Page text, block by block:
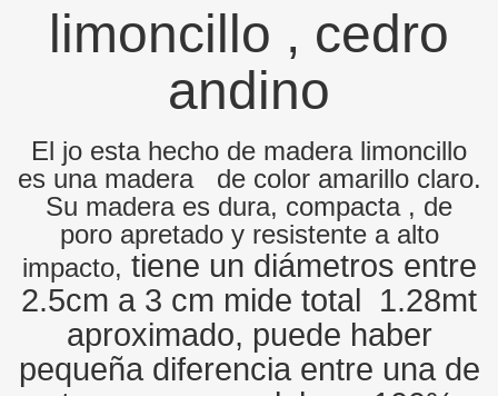
limoncillo , cedro
andino
El jo esta hecho de madera limoncillo
es una madera de color amarillo claro.
Su madera es dura, compacta , de
poro apretado y resistente a alto
impacto, tiene un diámetros entre
2.5cm a 3 cm mide total 1.28mt
aproximado, puede haber
pequeña diferencia entre una de